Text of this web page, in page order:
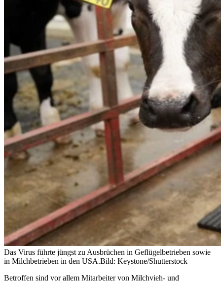
Das Virus führte jüngst zu Ausbrüchen in Geflügelbetrieben sowie
in Milchbetrieben in den USA.Bild: Keystone/Shutterstock
Betroffen sind vor allem Mitarbeiter von Milchvieh- und